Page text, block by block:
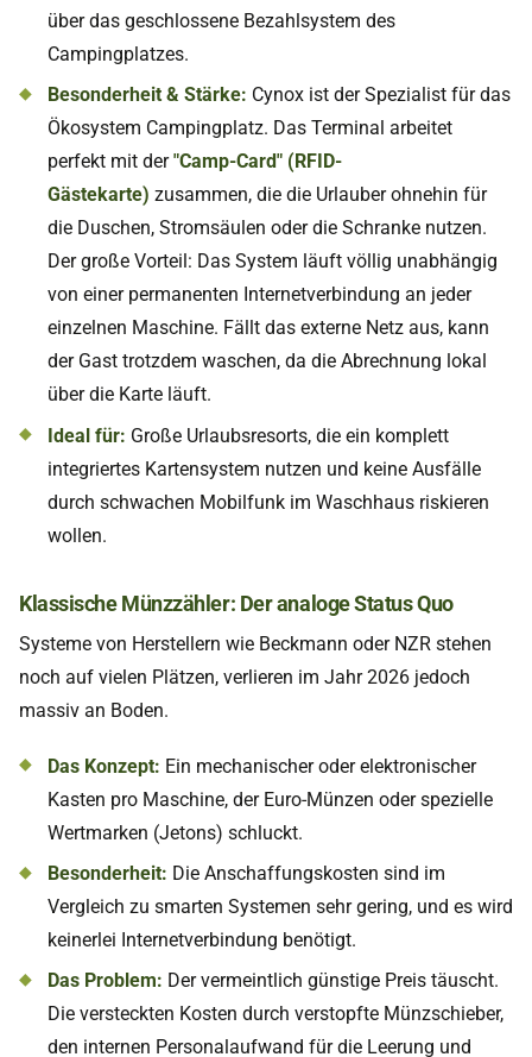
über das geschlossene Bezahlsystem des
Campingplatzes.
Besonderheit & Stärke: Cynox ist der Spezialist für das
Ökosystem Campingplatz. Das Terminal arbeitet
perfekt mit der"Camp-Card" (RFID-
Gästekarte) zusammen, die die Urlauber ohnehin für
die Duschen, Stromsäulen oder die Schranke nutzen.
Der große Vorteil: Das System läuft völlig unabhängig
von einer permanenten Internetverbindung an jeder
einzelnen Maschine. Fällt das externe Netz aus, kann
der Gast trotzdem waschen, da die Abrechnung lokal
über die Karte läuft.
Ideal für: Große Urlaubsresorts, die ein komplett
integriertes Kartensystem nutzen und keine Ausfälle
durch schwachen Mobilfunk im Waschhaus riskieren
wollen.
Klassische Münzzähler: Der analoge Status Quo
Systeme von Herstellern wie Beckmann oder NZR stehen
noch auf vielen Plätzen, verlieren im Jahr 2026 jedoch
massiv an Boden.
Das Konzept: Ein mechanischer oder elektronischer
Kasten pro Maschine, der Euro-Münzen oder spezielle
Wertmarken (Jetons) schluckt.
Besonderheit: Die Anschaffungskosten sind im
Vergleich zu smarten Systemen sehr gering, und es wird
keinerlei Internetverbindung benötigt.
Das Problem: Der vermeintlich günstige Preis täuscht.
Die versteckten Kosten durch verstopfte Münzschieber,
den internen Personalaufwand für die Leerung und